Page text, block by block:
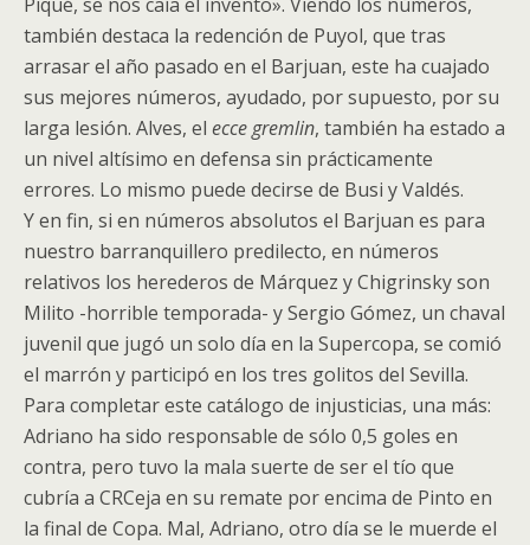
también destaca la redención de Puyol, que tras
arrasar el año pasado en el Barjuan, este ha cuajado
sus mejores números, ayudado, por supuesto, por su
larga lesión. Alves, el ecce gremlin, también ha estado a
un nivel altísimo en defensa sin prácticamente
errores. Lo mismo puede decirse de Busi y Valdés.
Y en fin, si en números absolutos el Barjuan es para
nuestro barranquillero predilecto, en números
relativos los herederos de Márquez y Chigrinsky son
Milito -horrible temporada- y Sergio Gómez, un chaval
juvenil que jugó un solo día en la Supercopa, se comió
el marrón y participó en los tres golitos del Sevilla.
Para completar este catálogo de injusticias, una más:
Adriano ha sido responsable de sólo 0,5 goles en
contra, pero tuvo la mala suerte de ser el tío que
cubría a CRCeja en su remate por encima de Pinto en
la final de Copa. Mal, Adriano, otro día se le muerde el